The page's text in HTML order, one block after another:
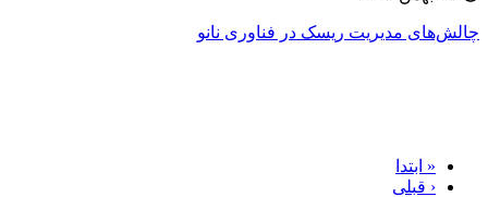
چالش‌های مدیریت ریسک در فناوری نانو
« ابتدا
‹ قبلی